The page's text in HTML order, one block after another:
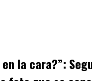
la cara?”: